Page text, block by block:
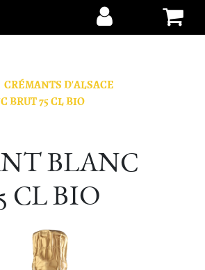
CRÉMANTS D'ALSACE
BRUT 75 CL BIO
BLANC
CL BIO